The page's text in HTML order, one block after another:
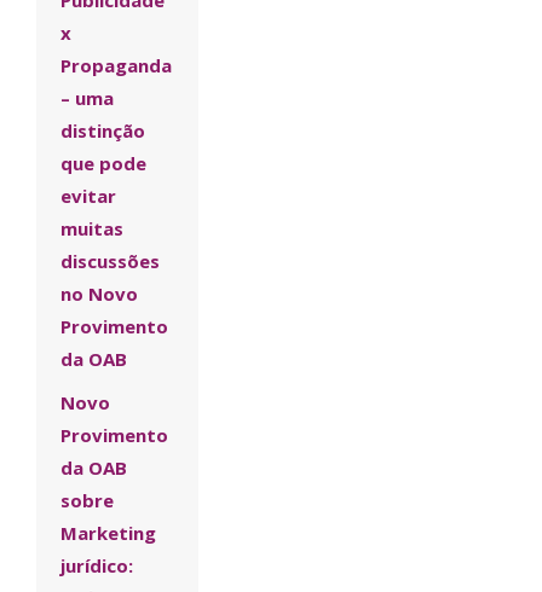
x
Propaganda
– uma
distinção
que pode
evitar
muitas
discussões
no Novo
Provimento
da OAB
Novo
Provimento
da OAB
sobre
Marketing
jurídico: